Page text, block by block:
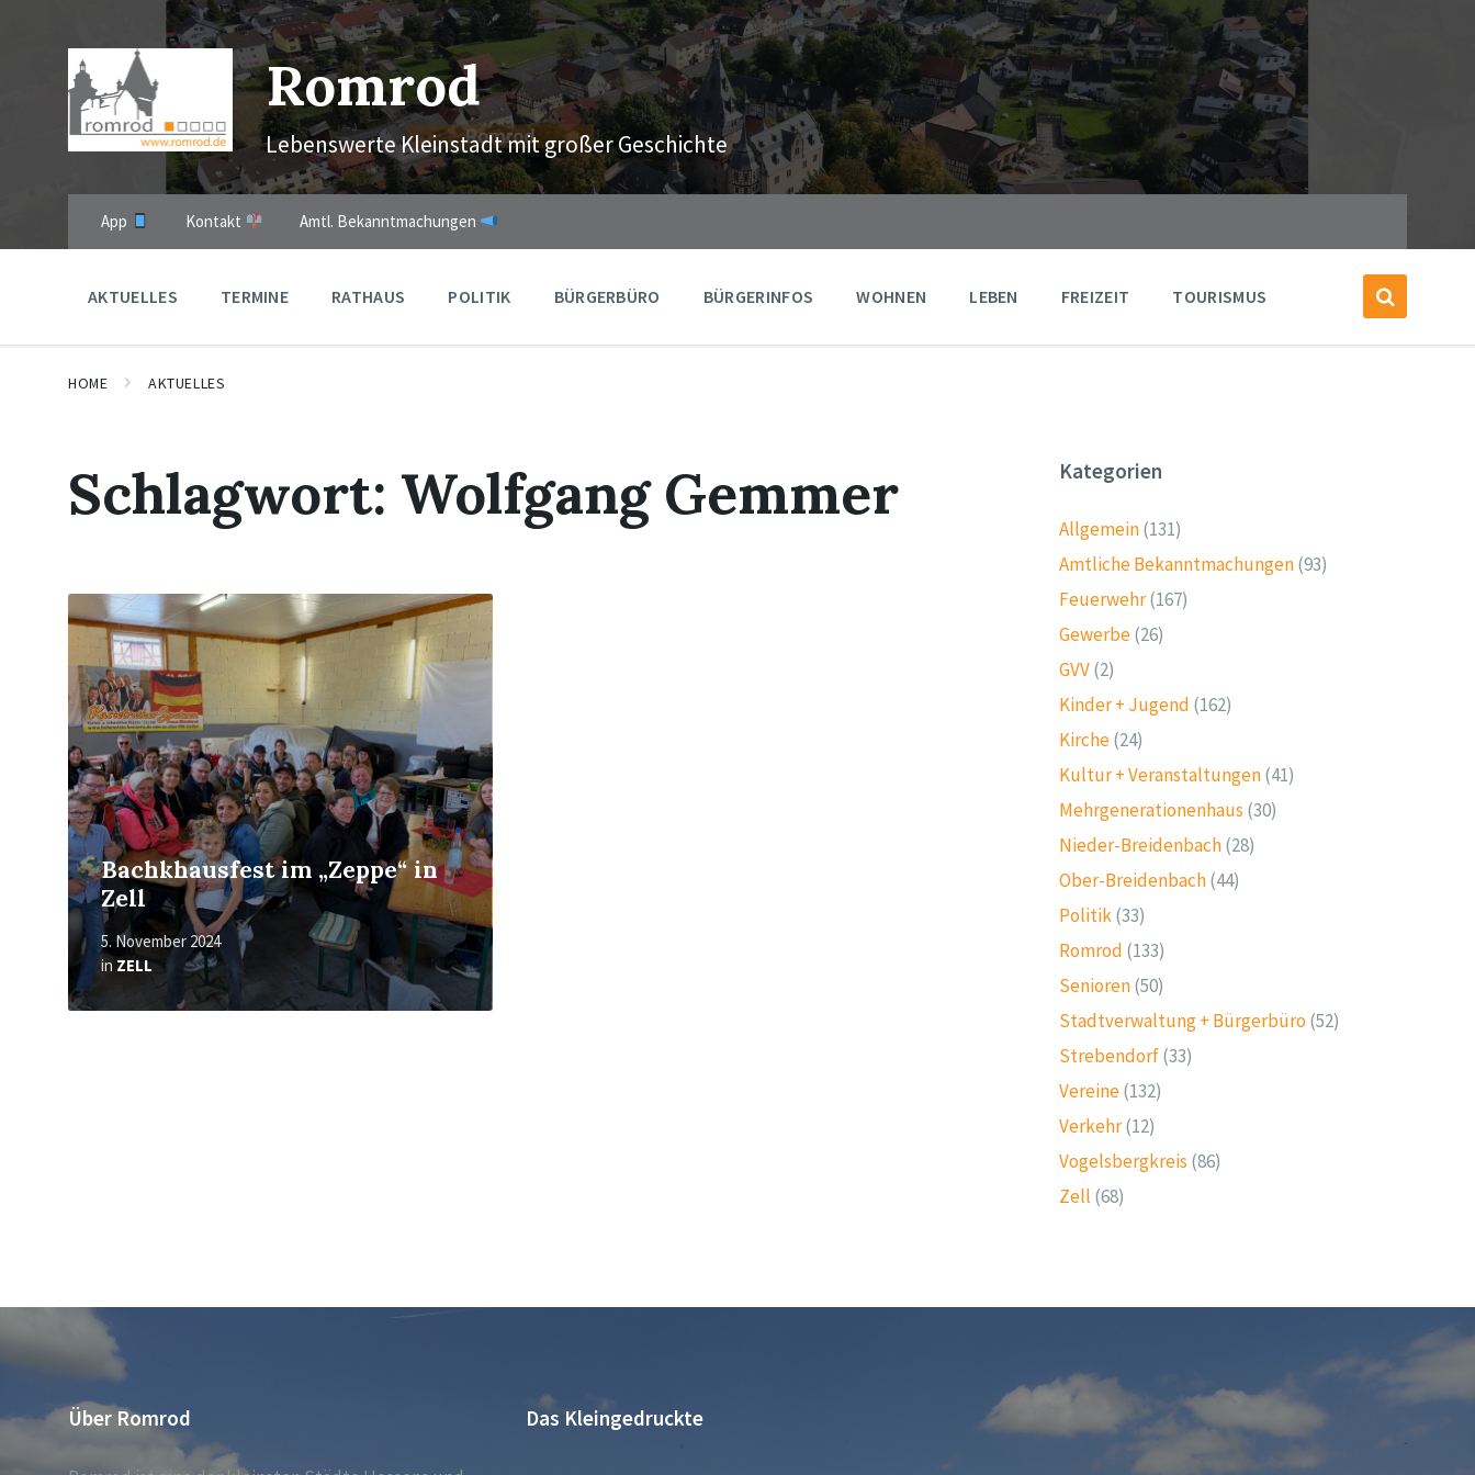
navigation
Romrod
Lebenswerte Kleinstadt mit großer Geschichte
App Kontakt Amtl. Bekanntmachungen
AKTUELLES TERMINE RATHAUS POLITIK BÜRGERBÜRO BÜRGERINFOS WOHNEN LEBEN FREIZEIT TOURISMUS
HOME AKTUELLES
Schlagwort: Wolfgang Gemmer
Bachkhausfest im „Zeppe“ in
Zell
5. November 2024
in ZELL
Read
More
Kategorien
Allgemein(131)
Amtliche Bekanntmachungen(93)
Feuerwehr(167)
Gewerbe(26)
GVV(2)
Kinder + Jugend (162)
Kirche(24)
Kultur + Veranstaltungen(41)
Mehrgenerationenhaus (30)
Nieder-Breidenbach(28)
Ober-Breidenbach(44)
Politik(33)
Romrod (133)
Senioren(50)
Stadtverwaltung + Bürgerbüro (52)
Strebendorf(33)
Vereine(132)
Verkehr(12)
Vogelsbergkreis (86)
Zell (68)
Über Romrod Das Kleingedruckte